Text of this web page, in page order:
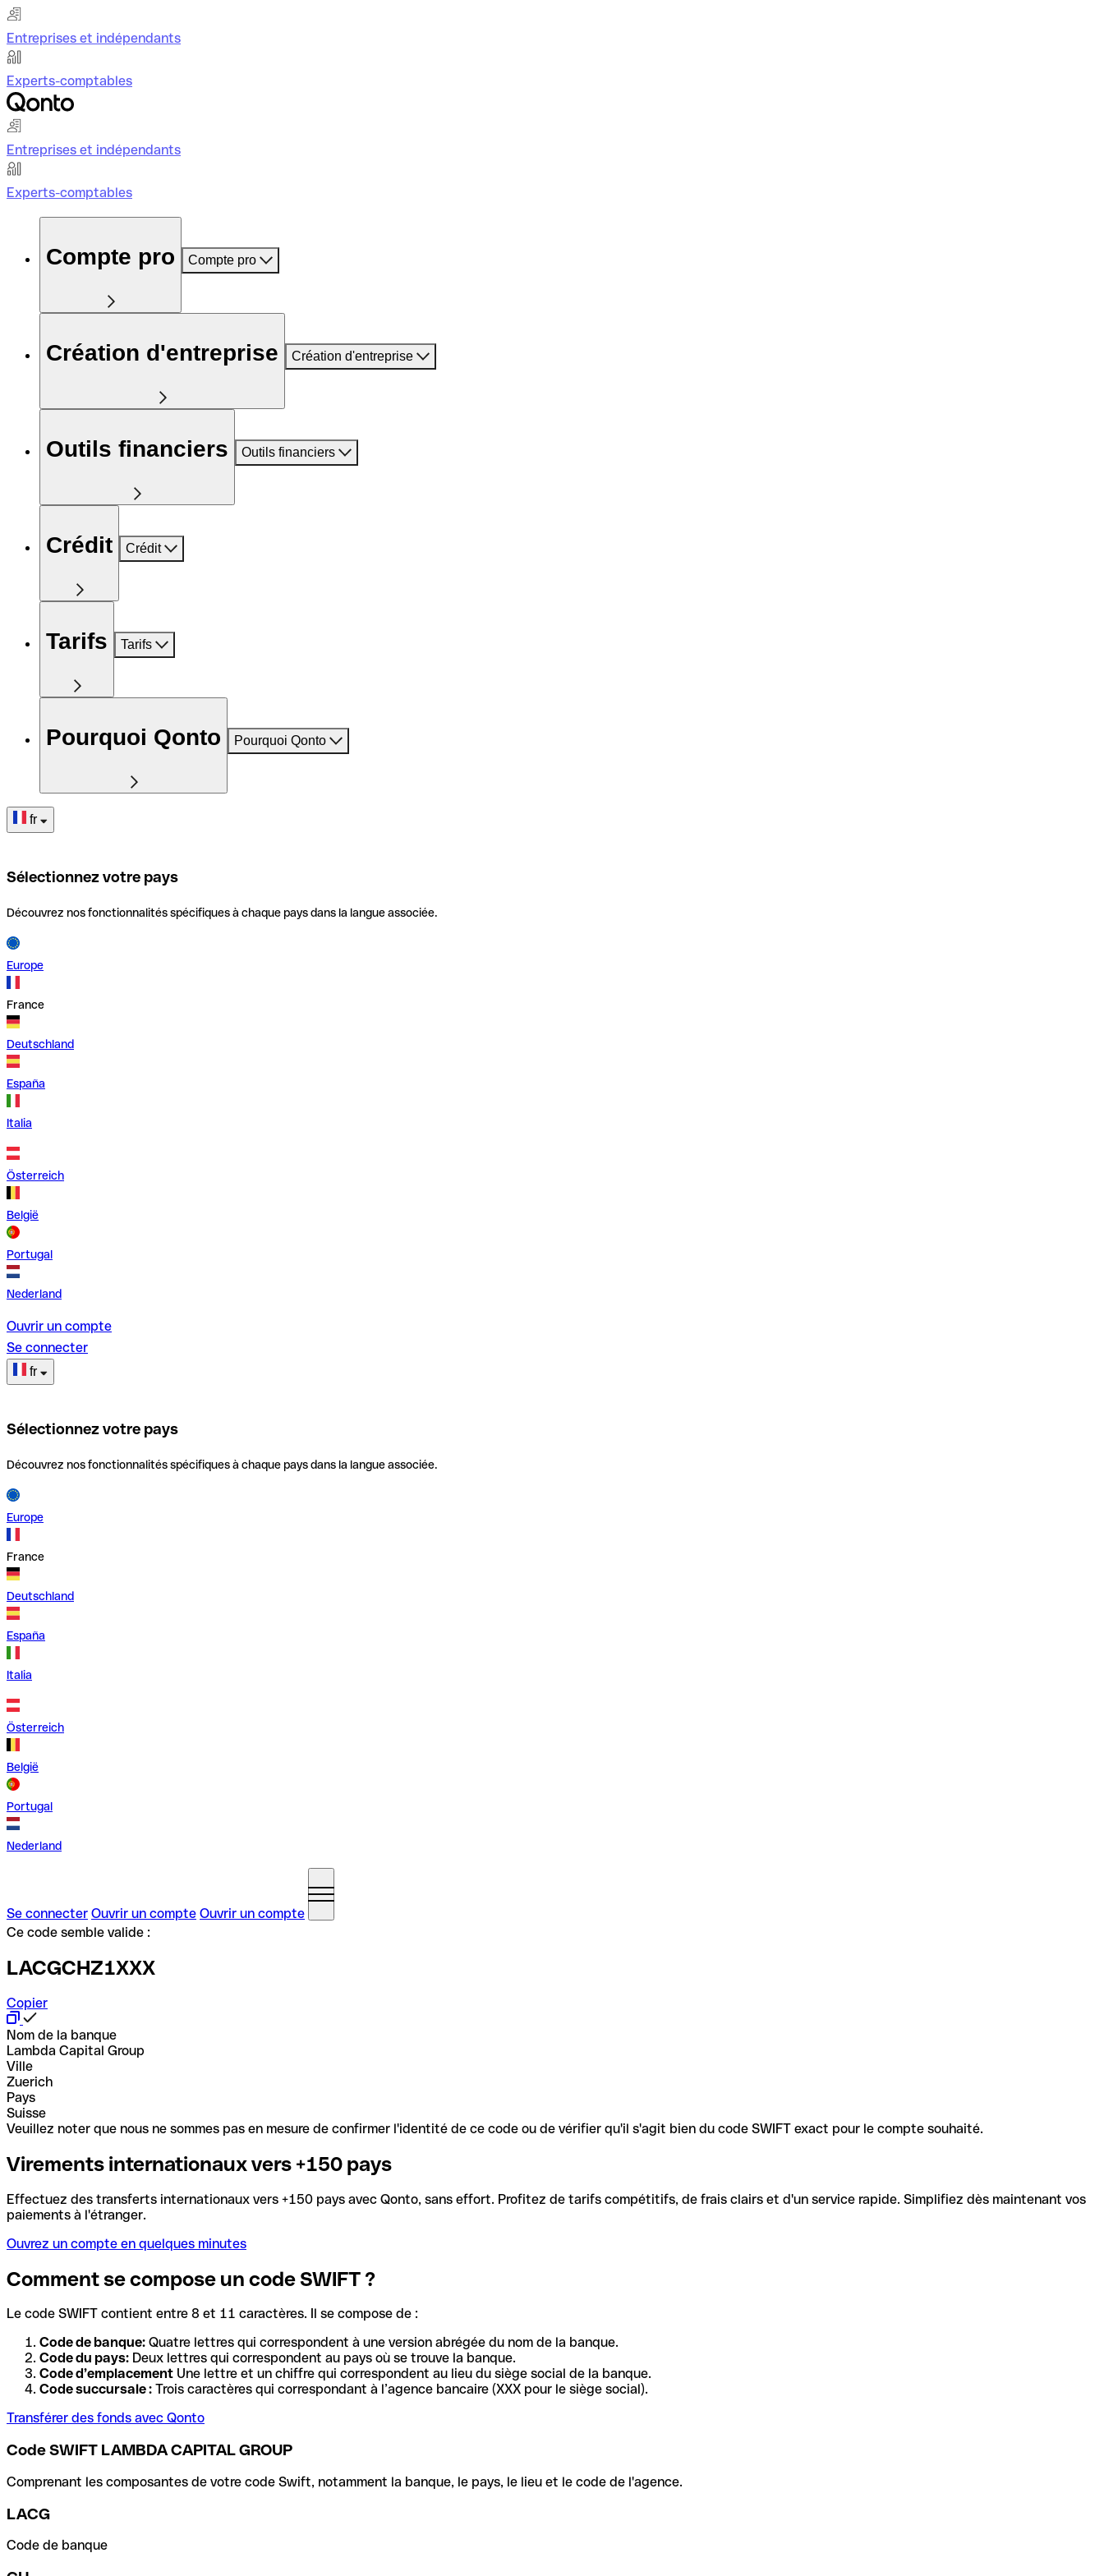
Entreprises et indépendants
Experts-comptables
Entreprises et indépendants
Experts-comptables
Compte pro Compte pro
Création d'entreprise Création d'entreprise
Outils financiers Outils financiers
Crédit Crédit
Tarifs Tarifs
Pourquoi Qonto Pourquoi Qonto
fr
Sélectionnez votre pays
Découvrez nos fonctionnalités spécifiques à chaque pays dans la langue associée.
Europe
France
Deutschland
España
Italia
Österreich
België
Portugal
Nederland
Ouvrir un compte
Se connecter
fr
Sélectionnez votre pays
Découvrez nos fonctionnalités spécifiques à chaque pays dans la langue associée.
Europe
France
Deutschland
España
Italia
Österreich
België
Portugal
Nederland
Se connecter Ouvrir un compte Ouvrir un compte
Ce code semble valide :
LACGCHZ1XXX
Copier
Nom de la banque
Lambda Capital Group
Ville
Zuerich
Pays
Suisse
Veuillez noter que nous ne sommes pas en mesure de confirmer l'identité de ce code ou de vérifier qu'il s'agit bien du code SWIFT exact pour le compte souhaité.
Virements internationaux vers +150 pays
Effectuez des transferts internationaux vers +150 pays avec Qonto, sans effort. Profitez de tarifs compétitifs, de frais clairs et d'un service rapide. Simplifiez dès maintenant vos
paiements à l'étranger.
Ouvrez un compte en quelques minutes
Comment se compose un code SWIFT ?
Le code SWIFT contient entre 8 et 11 caractères. Il se compose de :
Code de banque: Quatre lettres qui correspondent à une version abrégée du nom de la banque.
Code du pays: Deux lettres qui correspondent au pays où se trouve la banque.
Code d’emplacement Une lettre et un chiffre qui correspondent au lieu du siège social de la banque.
Code succursale : Trois caractères qui correspondant à l’agence bancaire (XXX pour le siège social).
Transférer des fonds avec Qonto
Code SWIFT LAMBDA CAPITAL GROUP
Comprenant les composantes de votre code Swift, notamment la banque, le pays, le lieu et le code de l'agence.
LACG
Code de banque